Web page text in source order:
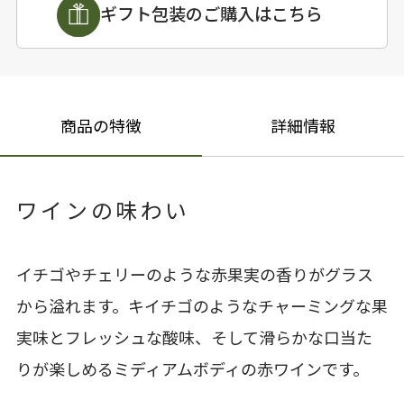
ギフト包装のご購入はこちら
商品の特徴 詳細情報
ワインの味わい
イチゴやチェリーのような赤果実の香りがグラス
から溢れます。キイチゴのようなチャーミングな果
実味とフレッシュな酸味、そして滑らかな口当た
りが楽しめるミディアムボディの赤ワインです。